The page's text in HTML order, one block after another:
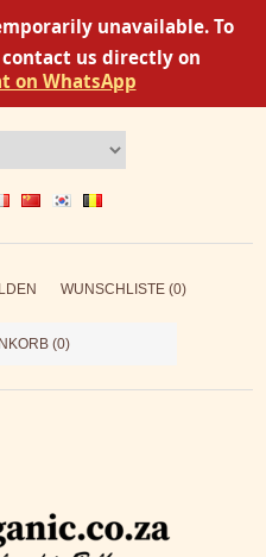
unavailable. To
contact us directly on
on WhatsApp
WUNSCHLISTE (0)
(0)